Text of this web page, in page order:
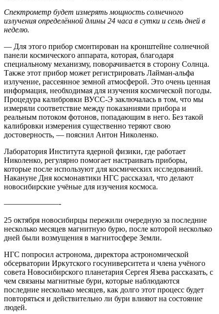
Спектрометр будет измерять мощность солнечного
излучения определённой длины 24 часа в сутки и семь дней в
неделю.
— Для этого прибор смонтирован на кронштейне солнечной
панели космического аппарата, которая, благодаря
специальному механизму, поворачивается в сторону Солнца.
Также этот прибор может регистрировать Лайман-альфа
излучение, рассеянное земной атмосферой. Это очень ценная
информация, необходимая для изучения космической погоды.
Процедура калибровки ВУСС-Э заключалась в том, что мы
измеряли соответствие между показаниями прибора и
реальным потоком фотонов, попадающим в него. Без такой
калибровки измерения существенно теряют свою
достоверность, — пояснил Антон Николенко.
Лаборатория Института ядерной физики, где работает
Николенко, регулярно помогает настраивать приборы,
которые после используют для космических исследований.
Накануне Дня космонавтики НГС рассказал, что делают
новосибирские учёные для изучения космоса.
———————-
25 октября новосибирцы пережили очередную за последние
несколько месяцев магнитную бурю, после которой несколько
дней были возмущения в магнитосфере Земли.
НГС попросил астронома, директора астрономической
обсерватории Иркутского госуниверситета и члена учёного
совета Новосибирского планетария Сергея Язева рассказать, с
чем связаны магнитные бури, которые наблюдаются
последние несколько месяцев, как долго этот процесс будет
повторяться и действительно ли бури влияют на состояние
людей.